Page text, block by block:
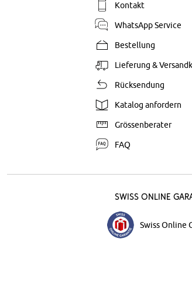
Kontakt
WhatsApp Service
Bestellung
Lieferung &
Rücksendung
Katalog anfordern
Grössenberater
FAQ
Swiss Online
Swiss Online